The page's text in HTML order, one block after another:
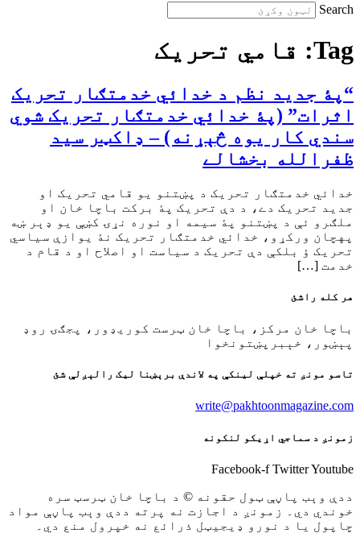
Search
Tag: قامي تحريک
“پۀ جديد نظم د خدائي خدمتګار تحريک
اثرات” (پۀ خدائي خدمتګار تحريک شوي
سندي کار يوه څېړنه) – ډاکټر سيد
ظفرالله بخشالے
خدائي خدمتګار تحريک د پښتنو يو قامي تحريک او
جديد تحريک دے، د دې تحريک پۀ برکت باچا خان او
ملګرو ئې د پښتنو پۀ سيمه او نوره نړۍ کښې يو ډېر ښه
پهچان ورکړو، خدائي خدمتګار تحريک نۀ يوازې سياسي
تحريک ؤ بلکې دې تحريک د سياست او اصلاح او د قام د
خدمت […]
هر کله راشئ
باچا خان مرکز، باچا خان ټرست کوريډور، پجګۍ روډ
پېښور، خېبرپښتونخوا
تاسو مونږ ته خپلې لينکې په لاندې برېښنا ليک رالېږلې شئ
write@pakhtoonmagazine.com
زمونږ د سماجي اړيکو لنکونه
Facebook-f TwitterYoutube
ددې وېب پاڼې ټول حقونه © د باچا خان ټرسټ سره
خوندي دي۔ زمونږ د اجازت نه پرته ددې وېب پاڼې مواد
چاپول يا د نورو ډيجيټل ذرائع نه خپرول منع دي۔